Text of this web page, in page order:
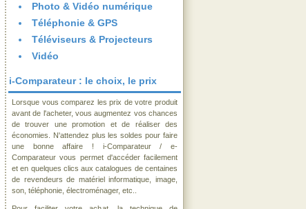
Photo & Vidéo numérique
Téléphonie & GPS
Téléviseurs & Projecteurs
Vidéo
i-Comparateur : le choix, le prix
Lorsque vous comparez les prix de votre produit
avant de l'acheter, vous augmentez vos chances
de trouver une promotion et de réaliser des
économies. N'attendez plus les soldes pour faire
une bonne affaire ! i-Comparateur / e-
Comparateur vous permet d'accéder facilement
et en quelques clics aux catalogues de centaines
de revendeurs de matériel informatique, image,
son, téléphonie, électroménager, etc..